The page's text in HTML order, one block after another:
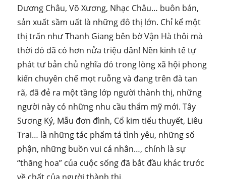
Dương Châu, Võ Xương, Nhạc Châu… buôn bán,
sản xuất sầm uất là những đô thị lớn. Chỉ kể một
thị trấn như Thanh Giang bên bờ Vận Hà thôi mà
thời đó đã có hơn nửa triệu dân! Nền kinh tế tự
phát tư bản chủ nghĩa đó trong lòng xã hội phong
kiến chuyên chế mọt ruỗng và đang trên đà tan
rã, đã đẻ ra một tầng lớp người thành thị, những
người này có những nhu cầu thẩm mỹ mới. Tây
Sương Ký, Mẫu đơn đình, Cổ kim tiểu thuyết, Liêu
Trai… là những tác phẩm tả tình yêu, những số
phận, những buồn vui cá nhân…, chính là sự
“thăng hoa” của cuộc sống đã bắt đầu khác trước
về chất của người thành thị.